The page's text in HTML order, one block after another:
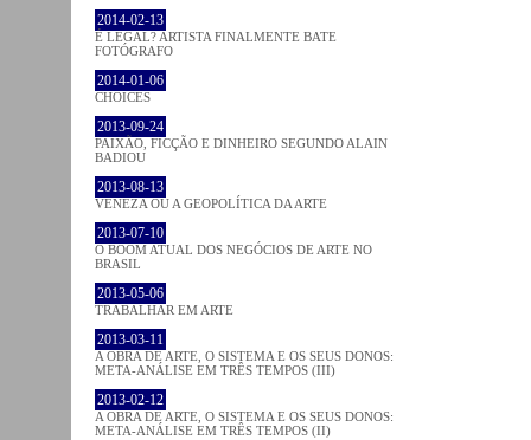
2014-02-13
É LEGAL? ARTISTA FINALMENTE BATE
FOTÓGRAFO
2014-01-06
CHOICES
2013-09-24
PAIXÃO, FICÇÃO E DINHEIRO SEGUNDO ALAIN
BADIOU
2013-08-13
VENEZA OU A GEOPOLÍTICA DA ARTE
2013-07-10
O BOOM ATUAL DOS NEGÓCIOS DE ARTE NO
BRASIL
2013-05-06
TRABALHAR EM ARTE
2013-03-11
A OBRA DE ARTE, O SISTEMA E OS SEUS DONOS:
META-ANÁLISE EM TRÊS TEMPOS (III)
2013-02-12
A OBRA DE ARTE, O SISTEMA E OS SEUS DONOS:
META-ANÁLISE EM TRÊS TEMPOS (II)